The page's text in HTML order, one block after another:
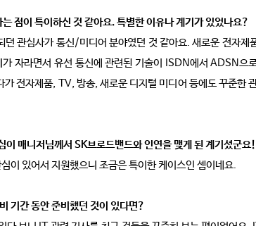
점이 특이하신 것 같아요. 특별한 이유나 계기가 있었나요?
관심사가 통신/미디어 분야였던 것 같아요. 새로운 전자제
자라면서 유선 통신에 관련된 기술이 ISDN에서 ADSN으
전자제품, TV, 방송, 새로운 디지털 미디어 등에도 꾸준한
이 매니저님께서 SK브로드밴드와 인연을 맺게 된 계기셨군요!
이 있어서 지원했으니 조금은 특이한 케이스인 셈이네요.
기간 동안 준비했던 것이 있다면?